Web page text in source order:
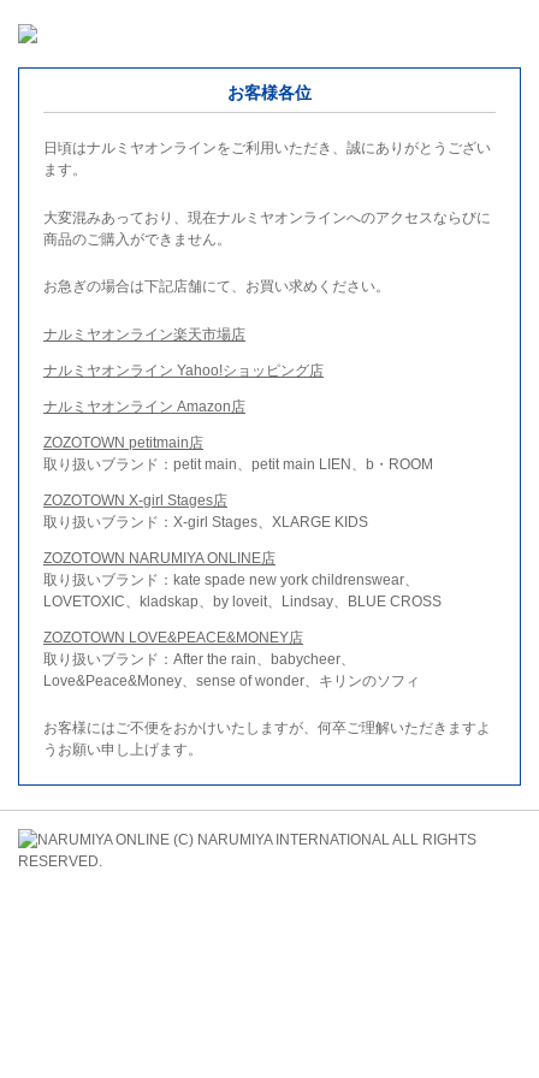
お客様各位
日頃はナルミヤオンラインをご利用いただき、誠にありがとうござい
ます。
大変混みあっており、現在ナルミヤオンラインへのアクセスならびに
商品のご購入ができません。
お急ぎの場合は下記店舗にて、お買い求めください。
ナルミヤオンライン楽天市場店
ナルミヤオンライン Yahoo!ショッピング店
ナルミヤオンライン Amazon店
ZOZOTOWN petitmain店
取り扱いブランド：petit main、petit main LIEN、b・ROOM
ZOZOTOWN X-girl Stages店
取り扱いブランド：X-girl Stages、XLARGE KIDS
ZOZOTOWN NARUMIYA ONLINE店
取り扱いブランド：kate spade new york childrenswear、
LOVETOXIC、kladskap、by loveit、Lindsay、BLUE CROSS
ZOZOTOWN LOVE&PEACE&MONEY店
取り扱いブランド：After the rain、babycheer、
Love&Peace&Money、sense of wonder、キリンのソフィ
お客様にはご不便をおかけいたしますが、何卒ご理解いただきますよ
うお願い申し上げます。